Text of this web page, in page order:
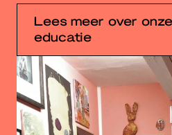
Lees meer over
educatie